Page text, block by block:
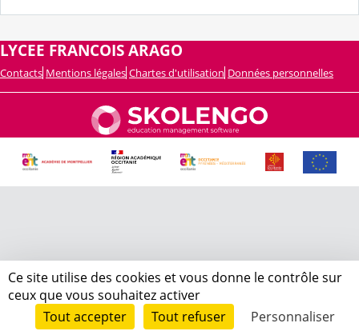
LYCEE FRANCOIS ARAGO
Contacts Mentions légales Chartes d'utilisation Données personnelles
Ce site utilise des cookies et vous donne le contrôle sur
ceux que vous souhaitez activer
Tout accepter
Tout refuser Personnaliser